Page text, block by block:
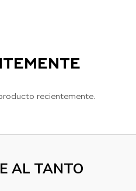
recientemente.
AL TANTO